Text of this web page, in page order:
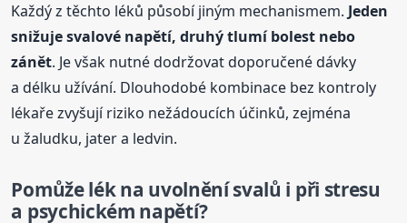
Každý z těchto léků působí jiným mechanismem. Jeden
snižuje svalové napětí, druhý tlumí bolest nebo
zánět. Je však nutné dodržovat doporučené dávky
a délku užívání. Dlouhodobé kombinace bez kontroly
lékaře zvyšují riziko nežádoucích účinků, zejména
u žaludku, jater a ledvin.
Pomůželék na uvolnění svalů i při stresu
a psychickém napětí?